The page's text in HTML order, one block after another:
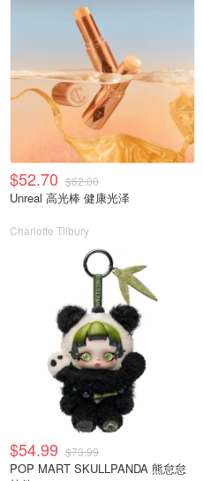
$52.70 $62.00
Unreal 高光棒 健康光泽
Charlotte Tilbury
$54.99 $73.99
POP MART SKULLPANDA 熊怠怠